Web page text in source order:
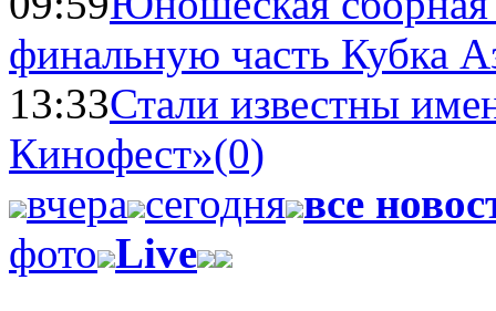
финальную часть Кубка
13:33Стали известны
Кинофест»(0)
вчера сегодня все
фото Live